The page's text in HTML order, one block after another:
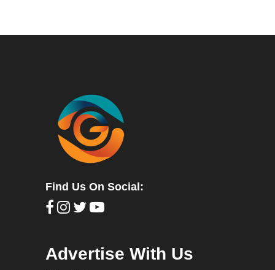
Find Us On Social:
Advertise With Us